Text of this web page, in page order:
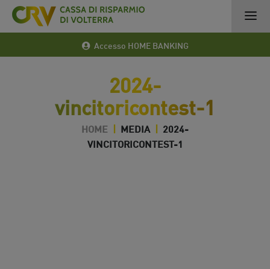
Accesso HOME BANKING
2024-
vincitoricontest-1
HOME | MEDIA | 2024-
VINCITORICONTEST-1